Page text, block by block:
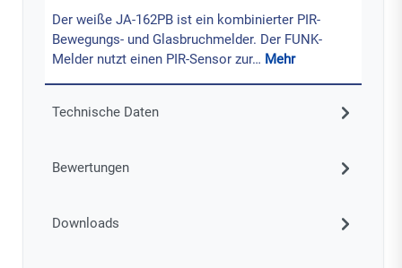
Der weiße JA-162PB ist ein kombinierter PIR-
Bewegungs- und Glasbruchmelder. Der FUNK-
Melder nutzt einen PIR-Sensor zur… Mehr
Technische Daten
Bewertungen
Downloads